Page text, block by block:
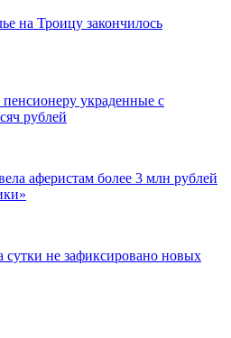
на Троицу закончилось
украденные с
рублей
аферистам более 3 млн рублей
сутки не зафиксировано новых